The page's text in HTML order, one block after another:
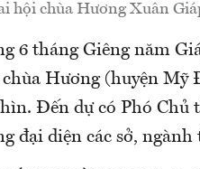
hội chùa Hương Xuân
6 tháng Giêng năm
Hương (huyện Mỹ
Đến dự có Phó
đại diện các sở,